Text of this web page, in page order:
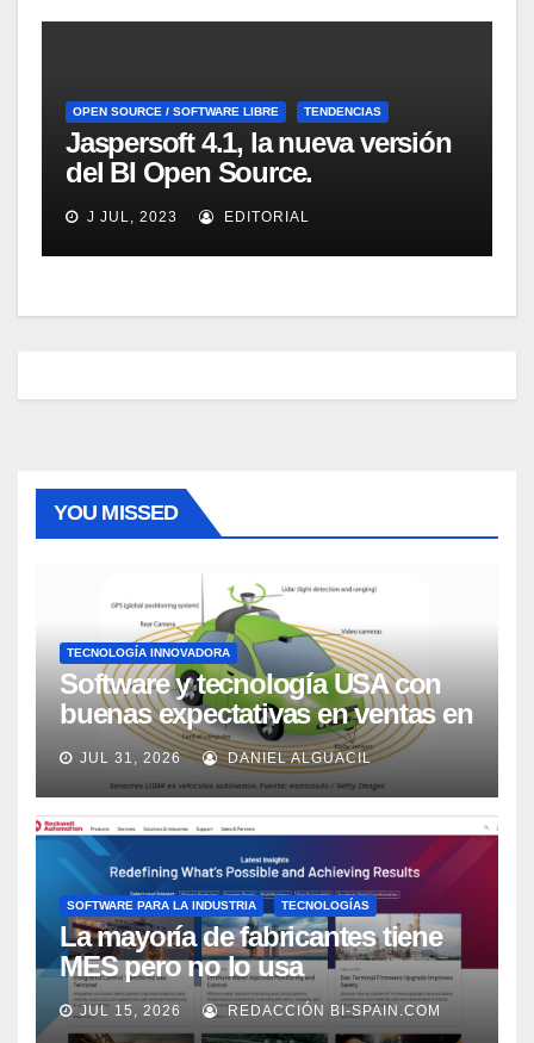
OPEN SOURCE / SOFTWARE LIBRE TENDENCIAS
Jaspersoft 4.1, la nueva versión
del BI Open Source.
Introducción y demo. Webinar
de 1 hora.
J JUL, 2023 EDITORIAL
YOU MISSED
TECNOLOGÍA INNOVADORA
Software y tecnología USA con
buenas expectativas en ventas en
los próximos 2 años, según
Market Watch
JUL 31, 2026 DANIEL ALGUACIL
SOFTWARE PARA LA INDUSTRIA TECNOLOGÍAS
La mayoría de fabricantes tiene
MES pero no lo usa
adecuadamente, según Rockwell
Automation
JUL 15, 2026 REDACCIÓN BI-SPAIN.COM